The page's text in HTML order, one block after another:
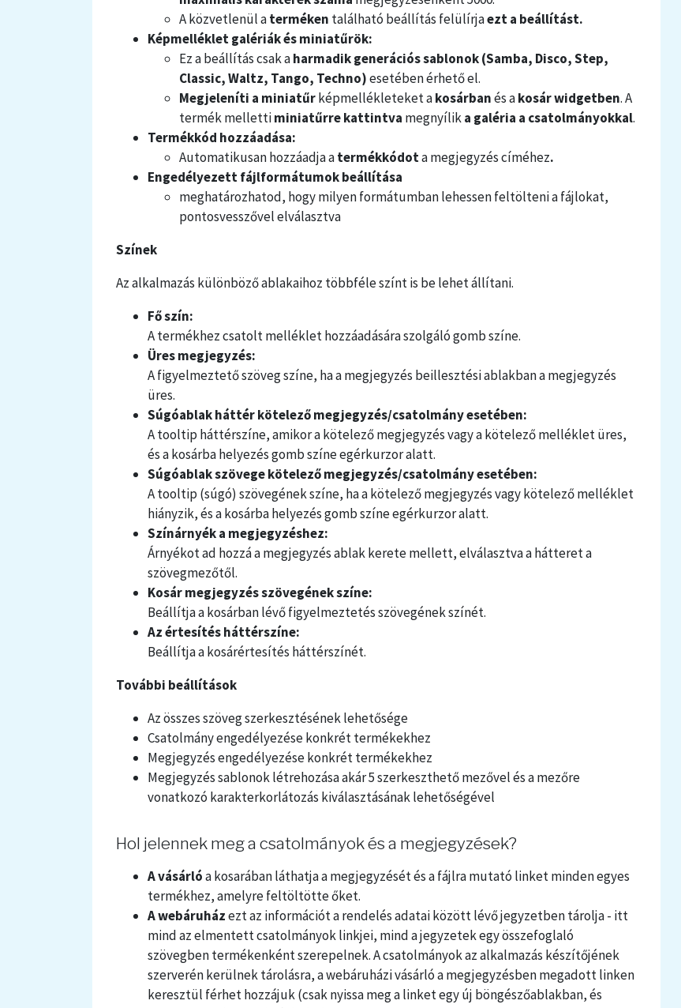
A közvetlenül aterméken található beállítás felülírjaezt a beállítást.
Képmelléklet galériák és miniatűrök:
Ez a beállítás csak aharmadik generációs sablonok (Samba, Disco, Step,
Classic, Waltz, Tango, Techno)esetében érhető el.
Megjeleníti a miniatűrképmellékleteket akosárbanés akosár widgetben. A
termék mellettiminiatűrrekattintva megnyílika galéria a csatolmányokkal.
Termékkód hozzáadása:
Automatikusan hozzáadja atermékkódota megjegyzés címéhez.
Engedélyezett fájlformátumok beállítása
meghatározhatod, hogy milyen formátumban lehessen feltölteni a fájlokat,
pontosvesszővel elválasztva
Színek
Az alkalmazás különböző ablakaihoz többféle színt is be lehet állítani.
Fő szín:
A termékhez csatolt melléklet hozzáadására szolgáló gomb színe.
Üres megjegyzés:
A figyelmeztető szöveg színe, ha a megjegyzés beillesztési ablakban a megjegyzés
üres.
Súgóablak háttér kötelező megjegyzés/csatolmány esetében:
A tooltip háttérszíne, amikor a kötelező megjegyzés vagy a kötelező melléklet üres,
és a kosárba helyezés gomb színe egérkurzor alatt.
Súgóablak szövege kötelező megjegyzés/csatolmány esetében:
A tooltip (súgó) szövegének színe, ha a kötelező megjegyzés vagy kötelező melléklet
hiányzik, és a kosárba helyezés gomb színe egérkurzor alatt.
Színárnyék a megjegyzéshez:
Árnyékot ad hozzá a megjegyzés ablak kerete mellett, elválasztva a hátteret a
szövegmezőtől.
Kosár megjegyzés szövegének színe:
Beállítja a kosárban lévő figyelmeztetés szövegének színét.
Az értesítés háttérszíne:
Beállítja a kosárértesítés háttérszínét.
További beállítások
Az összes szöveg szerkesztésének lehetősége
Csatolmány engedélyezése konkrét termékekhez
Megjegyzés engedélyezése konkrét termékekhez
Megjegyzés sablonok létrehozása akár 5 szerkeszthető mezővel és a mezőre
vonatkozó karakterkorlátozás kiválasztásának lehetőségével
Hol jelennek meg a csatolmányok és a megjegyzések?
A vásárlóa kosarában láthatja a megjegyzését és a fájlra mutató linket minden egyes
termékhez, amelyre feltöltötte őket.
A webáruházezt az információt a rendelés adatai között lévő jegyzetben tárolja - itt
mind az elmentett csatolmányok linkjei, mind a jegyzetek egy összefoglaló
szövegben termékenként szerepelnek. A csatolmányok az alkalmazás készítőjének
szerverén kerülnek tárolásra, a webáruházi vásárló a megjegyzésben megadott linken
keresztül férhet hozzájuk (csak nyissa meg a linket egy új böngészőablakban, és